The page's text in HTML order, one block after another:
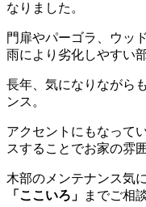
なりました。
門扉やパーゴラ、ウッ
雨により劣化しやすい
長年、気になりながら
ンス。
アクセントにもなって
スすることでお家の雰
木部のメンテナンス気
「ここいろ」
までご相